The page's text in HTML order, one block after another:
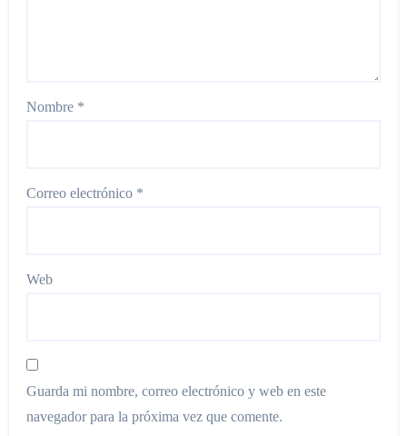
Nombre *
Correo electrónico *
Web
Guarda mi nombre, correo electrónico y web en este
navegador para la próxima vez que comente.